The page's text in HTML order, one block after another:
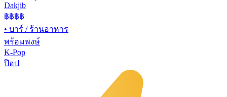
Dakjib
฿฿฿฿
• บาร์ / ร้านอาหาร
พร้อมพงษ์
K-Pop
ป๊อป